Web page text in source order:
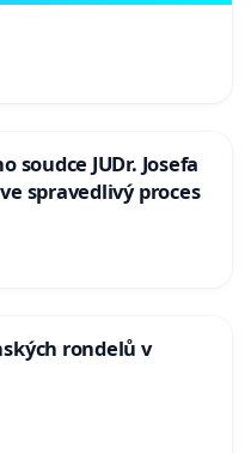
soudce JUDr. Josefa
spravedlivý proces
rondelů v